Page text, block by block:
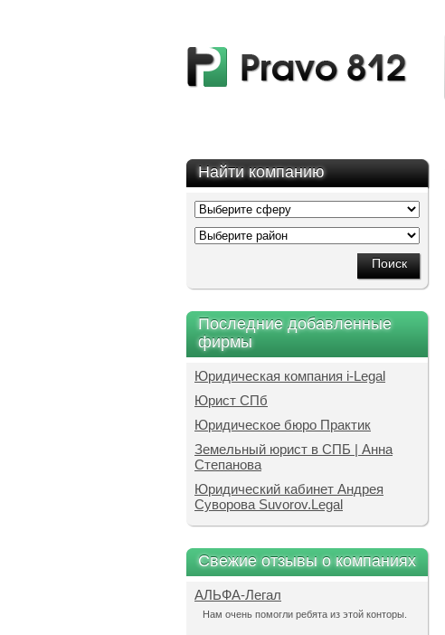
Найти компанию
Последние добавленные
фирмы
Юридическая компания i-Legal
Юрист СПб
Юридическое бюро Практик
Земельный юрист в СПБ | Анна
Степанова
Юридический кабинет Андрея
Суворова Suvorov.Legal
Свежие отзывы о компаниях
АЛЬФА-Легал
Нам очень помогли ребята из этой конторы.